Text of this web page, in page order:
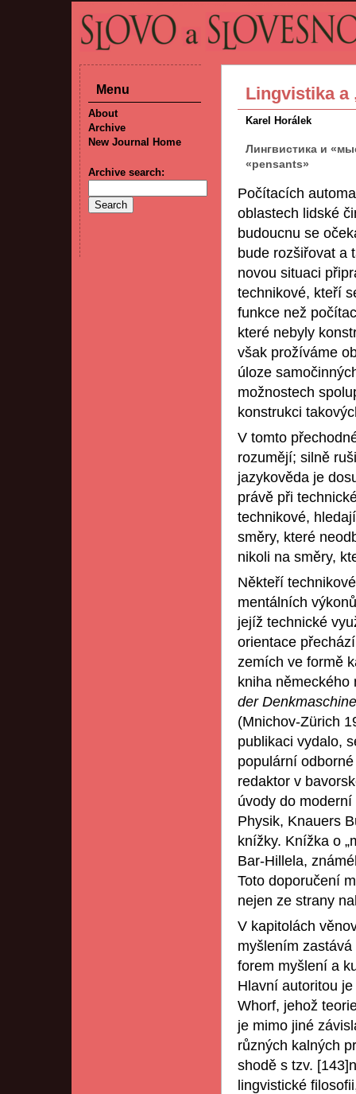
Lingvistika a
Karel Horálek
Лингвистика и
«pensants»
Počítacích
oblastech lidské
budoucnu se
bude rozšiřovat a
novou situaci
technikové, kteří
funkce než
které nebyly
však prožíváme
úloze
možnostech
konstrukci
V tomto
rozumějí; silně
jazykověda je
právě při
technikové,
směry, které
nikoli na směry,
Někteří
mentálních
jejíž technické
orientace
zemích ve formě
kniha
der
(Mnichov-Zürich
publikaci vydalo,
populární
redaktor v
úvody do
Physik, Knauers
knížky. Knížka o
Bar-Hillela,
Toto doporučení
nejen ze strany
V kapitolách
myšlením
forem myšlení a
Hlavní autoritou
Whorf, jehož
je mimo jiné
různých kalných
shodě s tzv.
lingvistické
Menu
About
Archive
New Journal Home
Archive search: